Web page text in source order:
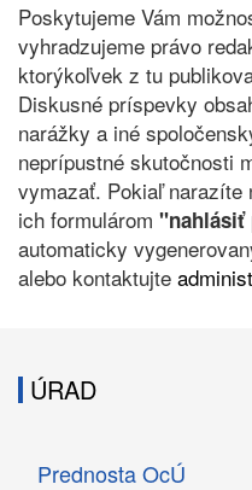
Poskytujeme Vám
vyhradzujeme právo
ktorýkoľvek z tu
Diskusné príspevky
narážky a iné
neprípustné skutočnosti
vymazať. Pokiaľ
ich formulárom "nahlásiť
automaticky
alebo kontaktujte
ÚRAD
Prednosta OcÚ